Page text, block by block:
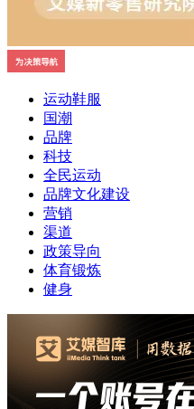
运动鞋服
国潮
品牌
科技
全民运动
品牌文化建设
营销
渠道
政策导向
体育锻炼
健身